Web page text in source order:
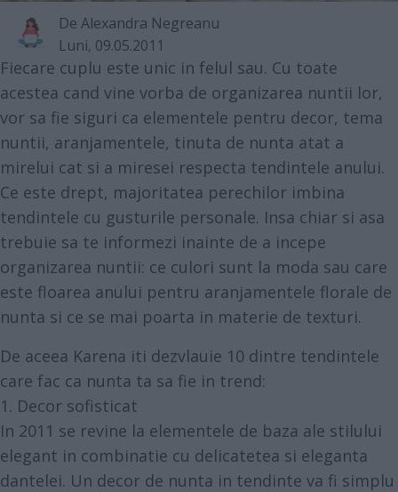
De Alexandra Negreanu
Luni, 09.05.2011
Fiecare cuplu este unic in felul sau. Cu toate
acestea cand vine vorba de organizarea nuntii lor,
vor sa fie siguri ca elementele pentru decor, tema
nuntii, aranjamentele, tinuta de nunta atat a
mirelui cat si a miresei respecta tendintele anului.
Ce este drept, majoritatea perechilor imbina
tendintele cu gusturile personale. Insa chiar si asa
trebuie sa te informezi inainte de a incepe
organizarea nuntii: ce culori sunt la moda sau care
este floarea anului pentru aranjamentele florale de
nunta si ce se mai poarta in materie de texturi.
De aceea Karena iti dezvlauie 10 dintre tendintele
care fac ca nunta ta sa fie in trend:
1. Decor sofisticat
In 2011 se revine la elementele de baza ale stilului
elegant in combinatie cu delicatetea si eleganta
dantelei. Un decor de nunta in tendinte va fi simplu